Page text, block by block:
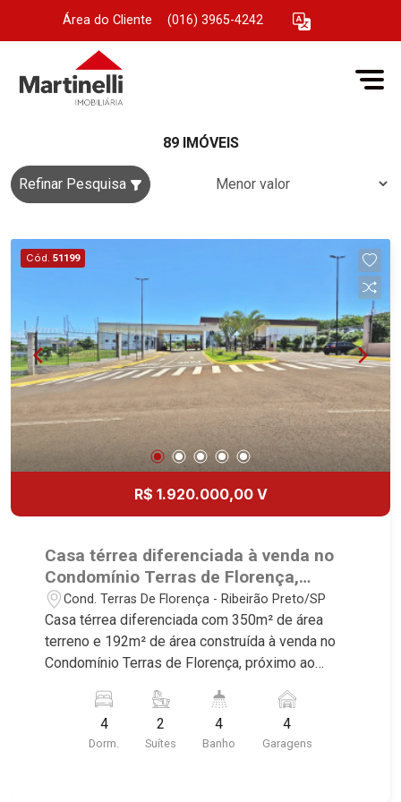
Área do Cliente (016) 3965-4242
89 IMÓVEIS
Refinar Pesquisa
Cód. 51199
R$ 1.920.000,00 V
Casa térrea diferenciada à venda no
Condomínio Terras de Florença,
próximo ao Shopping Iguatemi -
Ribeirão Preto/SP.
Cond. Terras De Florença - Ribeirão Preto/SP
Casa térrea diferenciada com 350m² de área
terreno e 192m² de área construída à venda no
Condomínio Terras de Florença, próximo ao
Florença, Ribeirão Preto/SP. Conheça as
características deste imóvel que a Martinelli
Imobiliária selecionou para você: - 350m² de área
4
Dorm.
2
Suítes
4
Banho
4
Garagens